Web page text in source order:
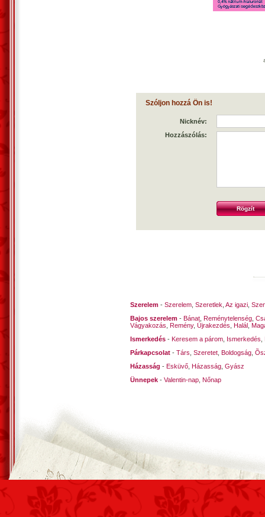
Szóljon hozzá Ön is!
Nicknév:
Hozzászólás:
Szerelem - Szerelem Szeretlek Az igazi
Bajos szerelem - Bánat Reménytelenség
Vágyakozás Remény, Újrakezdés Halál
Ismerkedés - Keresem a párom Ismerkedés
Párkapcsolat - Társ Szeretet Boldogság
Házasság - Esküvő Házasság Gyász
Ünnepek - Valentin-nap Nőnap